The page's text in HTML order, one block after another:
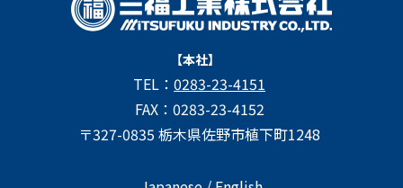
【本社】
TEL： 0283-23-4151
FAX：0283-23-4152
〒327-0835 栃木県佐野市植下町1248